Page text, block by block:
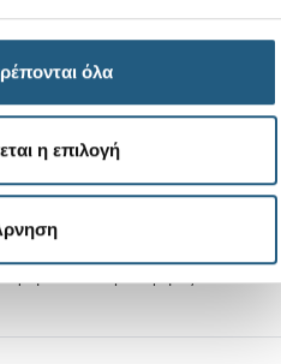
όλα
η επιλογή
+1